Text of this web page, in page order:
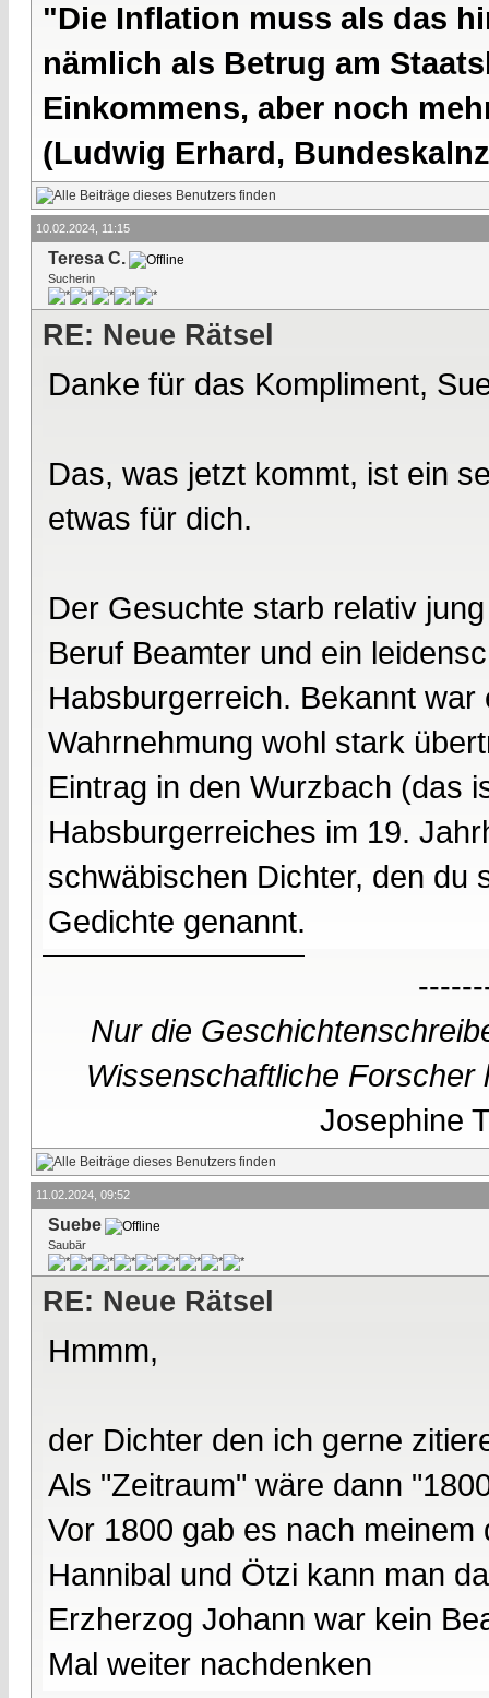
"Die Inflation muss als das
nämlich als Betrug am
Einkommens, aber noch
(Ludwig Erhard,
10.02.2024, 11:15
Teresa C.
Sucherin
RE: Neue Rätsel
Danke für das Kompliment,
Das, was jetzt kommt, ist ein
etwas für dich.
Der Gesuchte starb relativ
Beruf Beamter und ein
Habsburgerreich. Bekannt
Wahrnehmung wohl stark
Eintrag in den Wurzbach (das
Habsburgerreiches im 19.
schwäbischen Dichter, den du
Gedichte genannt.
Nur die
Wissenschaftliche
Josephine
11.02.2024, 09:52
Suebe
Saubär
RE: Neue Rätsel
Hmmm,
der Dichter den ich gerne
Als "Zeitraum" wäre dann
Vor 1800 gab es nach
Hannibal und Ötzi kann man
Erzherzog Johann war kein
Mal weiter nachdenken